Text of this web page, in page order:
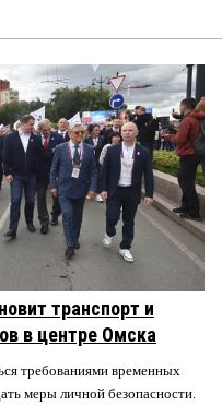
транспорт и
в центре Омска
требованиями временных
меры личной безопасности.